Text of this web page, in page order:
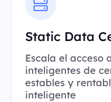
Static Data
Escala el acceso
inteligentes de
estables y
inteligente